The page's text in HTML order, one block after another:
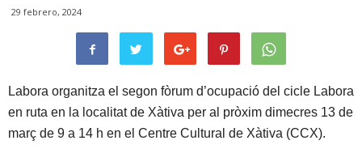
29 febrero, 2024
Labora organitza el segon fòrum d’ocupació del cicle Labora
en ruta en la localitat de Xàtiva per al pròxim dimecres 13 de
març de 9 a 14 h en el Centre Cultural de Xàtiva (CCX).